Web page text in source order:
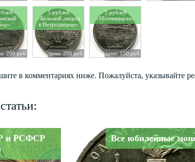
200 руб
5 рублей
«Большой дворец
в Петродворце»
цена: 200 руб
5 рублей
«Матенадаран»
цена: 150 руб
в комментариях ниже. Пожалуйста, указывайте
и РСФСР
Все юбилейные